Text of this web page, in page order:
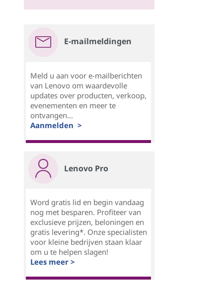
E-mailmeldingen
Meld u aan voor e-mailberichten
van Lenovo om waardevolle
updates over producten, verkoop,
evenementen en meer te
ontvangen...
Aanmelden >
Lenovo Pro
Word gratis lid en begin vandaag
nog met besparen. Profiteer van
exclusieve prijzen, beloningen en
gratis levering*. Onze specialisten
voor kleine bedrijven staan klaar
om u te helpen slagen!
Lees meer >